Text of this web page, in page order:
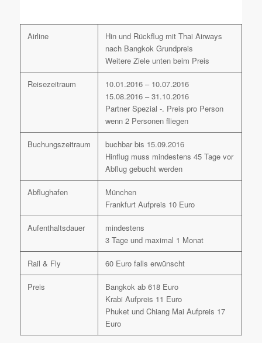
Airline
Hin und Rückflug mit Thai Airways
nach Bangkok Grundpreis
Weitere Ziele unten beim Preis
Reisezeitraum
10.01.2016 – 10.07.2016
15.08.2016 – 31.10.2016
Partner Spezial -. Preis pro Person
wenn 2 Personen fliegen
Buchungszeitraum
buchbar bis 15.09.2016
Hinflug muss mindestens 45 Tage vor
Abflug gebucht werden
Abflughafen
München
Frankfurt Aufpreis 10 Euro
Aufenthaltsdauer
mindestens
3 Tage und maximal 1 Monat
Rail & Fly 60 Euro falls erwünscht
Preis
Bangkok ab 618 Euro
Krabi Aufpreis 11 Euro
Phuket und Chiang Mai Aufpreis 17
Euro